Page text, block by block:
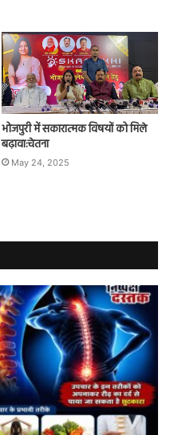
भोजपुरी में सकारात्मक विषयों को मिले
बढ़ावा:चेतना
May 24, 2025